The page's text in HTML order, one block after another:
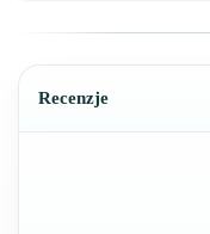
Recenzje